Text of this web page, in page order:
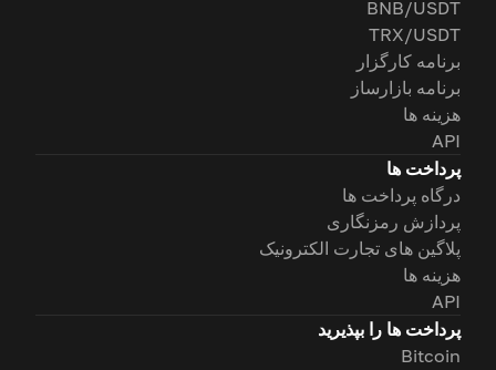
BNB/USDT
TRX/USDT
برنامه کارگزار
برنامه بازارساز
هزینه ها
API
پرداخت ها
درگاه پرداخت ها
پردازش رمزنگاری
پلاگین های تجارت الکترونیک
هزینه ها
API
پرداخت ها را بپذیرید
Bitcoin